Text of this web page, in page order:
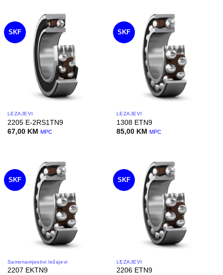
SKF
LEŽAJEVI
2205 E-2RS1TN9
67,00 KM MPC
SKF
LEŽAJEVI
1308 ETN9
85,00 KM MPC
SKF
Samonamjestivi ležajevi
2207 EKTN9
SKF
LEŽAJEVI
2206 ETN9